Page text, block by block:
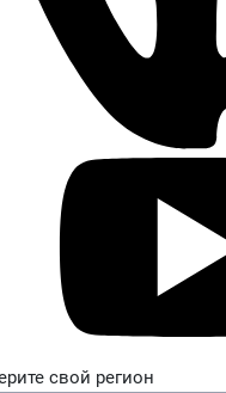
свой регион